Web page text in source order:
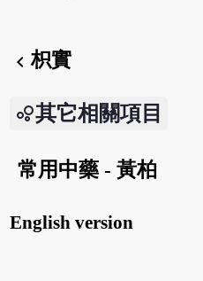
chevron_left枳實
其它相關項目
常用中藥 - 黃柏
English version